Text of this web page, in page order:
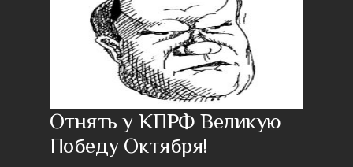
Отнять у КПРФ Великую
Победу Октября!